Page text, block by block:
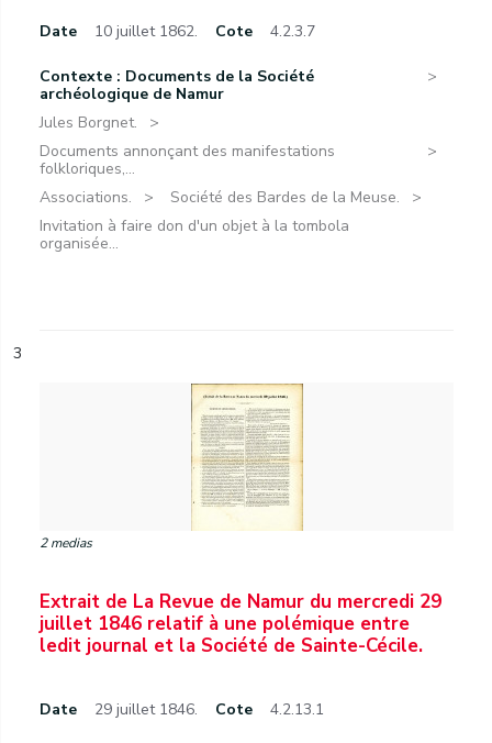
Date 10 juillet 1862. Cote 4.2.3.7
Contexte : Documents de la Société
archéologique de Namur
Jules Borgnet.
Documents annonçant des manifestations
folkloriques,...
Associations.
Société des Bardes de la Meuse.
Invitation à faire don d'un objet à la tombola
organisée...
3
2 medias
Extrait de La Revue de Namur du mercredi 29
juillet 1846 relatif à une polémique entre
ledit journal et la Société de Sainte-Cécile.
Date 29 juillet 1846. Cote 4.2.13.1